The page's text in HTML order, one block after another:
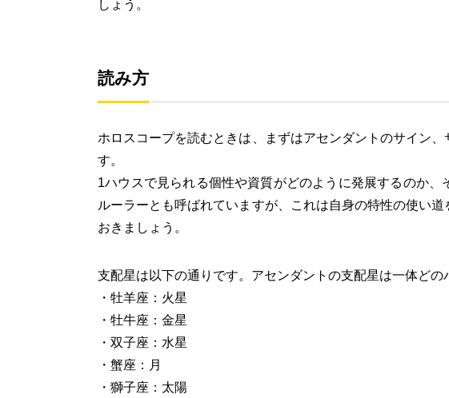
しょう。
読み方
ホロスコープを読むときは、まずはアセンダントのサイン
す。
1ハウスで見られる個性や資質がどのように発展するのか
ルーラーとも呼ばれていますが、これは自身の特性の使い
おきましょう。
支配星は以下の通りです。アセンダントの支配星は一体どの
・牡羊座：火星
・牡牛座：金星
・双子座：水星
・蟹座：月
・獅子座：太陽